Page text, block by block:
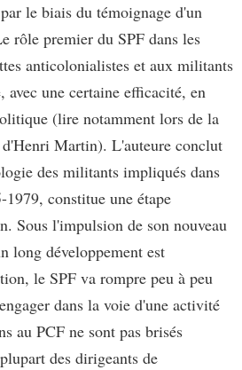
le biais du témoignage d'un
rôle premier du SPF dans les
anticolonialistes et aux militants
une certaine efficacité, en
(lire notamment lors de la
Martin). L'auteure conclut
des militants impliqués dans
constitue une étape
Sous l'impulsion de son nouveau
long développement est
le SPF va rompre peu à peu
dans la voie d'une activité
au PCF ne sont pas brisés
des dirigeants de